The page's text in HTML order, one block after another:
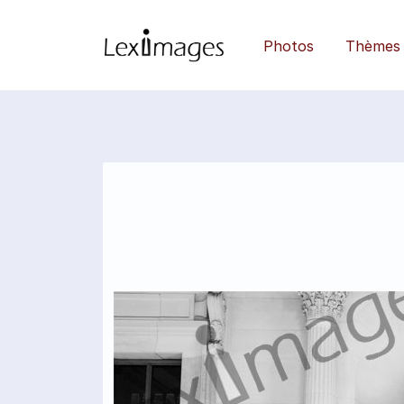
Photos Thèmes